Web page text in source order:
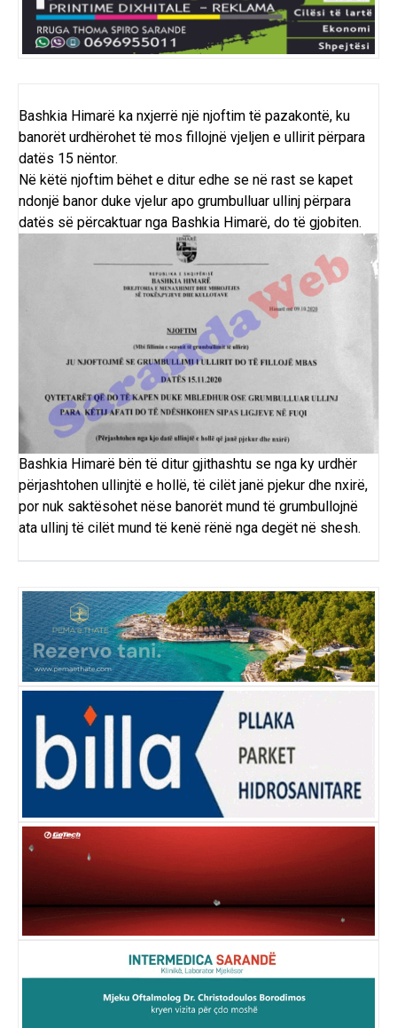
Bashkia Himarë ka nxjerrë një njoftim të pazakontë, ku
banorët urdhërohet të mos fillojnë vjeljen e ullirit përpara
datës 15 nëntor.
Në këtë njoftim bëhet e ditur edhe se në rast se kapet
ndonjë banor duke vjelur apo grumbulluar ullinj përpara
datës së përcaktuar nga Bashkia Himarë, do të gjobiten.
Bashkia Himarë bën të ditur gjithashtu se nga ky urdhër
përjashtohen ullinjtë e hollë, të cilët janë pjekur dhe nxirë,
por nuk saktësohet nëse banorët mund të grumbullojnë
ata ullinj të cilët mund të kenë rënë nga degët në shesh.